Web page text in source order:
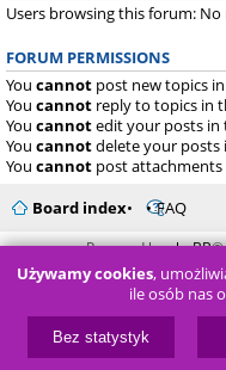
Users browsing this forum:
FORUM PERMISSIONS
You cannot post new topics
You cannot reply to topics in
You cannotedit your posts in
You cannotdelete your posts
You cannot post
Board index
FAQ
Powered byphpBB®
Używamy cookies,
ile osób nas
Bez statystyk